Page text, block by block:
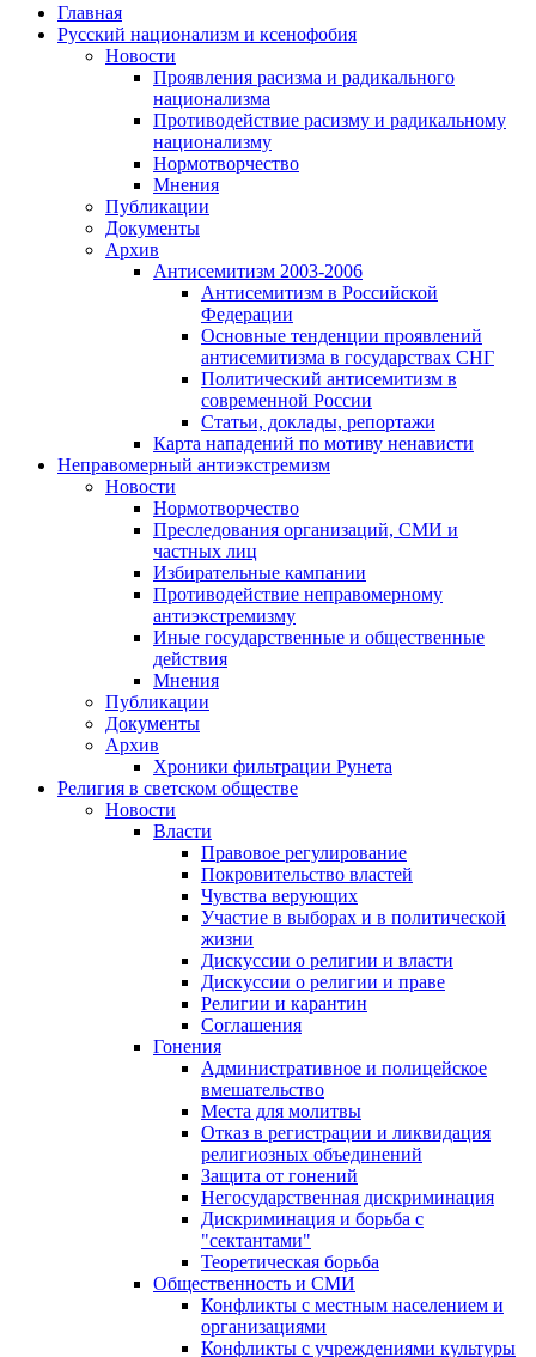
Главная
Русский национализм и ксенофобия
Новости
Проявления расизма и радикального
национализма
Противодействие расизму и радикальному
национализму
Нормотворчество
Мнения
Публикации
Документы
Архив
Антисемитизм 2003-2006
Антисемитизм в Российской
Федерации
Основные тенденции проявлений
антисемитизма в государствах СНГ
Политический антисемитизм в
современной России
Статьи, доклады, репортажи
Карта нападений по мотиву ненависти
Неправомерный антиэкстремизм
Новости
Нормотворчество
Преследования организаций, СМИ и
частных лиц
Избирательные кампании
Противодействие неправомерному
антиэкстремизму
Иные государственные и общественные
действия
Мнения
Публикации
Документы
Архив
Хроники фильтрации Рунета
Религия в светском обществе
Новости
Власти
Правовое регулирование
Покровительство властей
Чувства верующих
Участие в выборах и в политической
жизни
Дискуссии о религии и власти
Дискуссии о религии и праве
Религии и карантин
Соглашения
Гонения
Административное и полицейское
вмешательство
Места для молитвы
Отказ в регистрации и ликвидация
религиозных объединений
Защита от гонений
Негосударственная дискриминация
Дискриминация и борьба с
"сектантами"
Теоретическая борьба
Общественность и СМИ
Конфликты с местным населением и
организациями
Конфликты с учреждениями культуры